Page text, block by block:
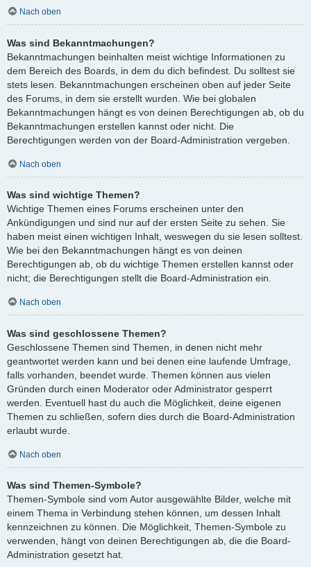
Nach oben
Was sind Bekanntmachungen?
Bekanntmachungen beinhalten meist wichtige Informationen zu
dem Bereich des Boards, in dem du dich befindest. Du solltest sie
stets lesen. Bekanntmachungen erscheinen oben auf jeder Seite
des Forums, in dem sie erstellt wurden. Wie bei globalen
Bekanntmachungen hängt es von deinen Berechtigungen ab, ob du
Bekanntmachungen erstellen kannst oder nicht. Die
Berechtigungen werden von der Board-Administration vergeben.
Nach oben
Was sind wichtige Themen?
Wichtige Themen eines Forums erscheinen unter den
Ankündigungen und sind nur auf der ersten Seite zu sehen. Sie
haben meist einen wichtigen Inhalt, weswegen du sie lesen solltest.
Wie bei den Bekanntmachungen hängt es von deinen
Berechtigungen ab, ob du wichtige Themen erstellen kannst oder
nicht; die Berechtigungen stellt die Board-Administration ein.
Nach oben
Was sind geschlossene Themen?
Geschlossene Themen sind Themen, in denen nicht mehr
geantwortet werden kann und bei denen eine laufende Umfrage,
falls vorhanden, beendet wurde. Themen können aus vielen
Gründen durch einen Moderator oder Administrator gesperrt
werden. Eventuell hast du auch die Möglichkeit, deine eigenen
Themen zu schließen, sofern dies durch die Board-Administration
erlaubt wurde.
Nach oben
Was sind Themen-Symbole?
Themen-Symbole sind vom Autor ausgewählte Bilder, welche mit
einem Thema in Verbindung stehen können, um dessen Inhalt
kennzeichnen zu können. Die Möglichkeit, Themen-Symbole zu
verwenden, hängt von deinen Berechtigungen ab, die die Board-
Administration gesetzt hat.